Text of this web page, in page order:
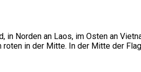
Norden an Laos, im Osten an
in der Mitte. In der Mitte der